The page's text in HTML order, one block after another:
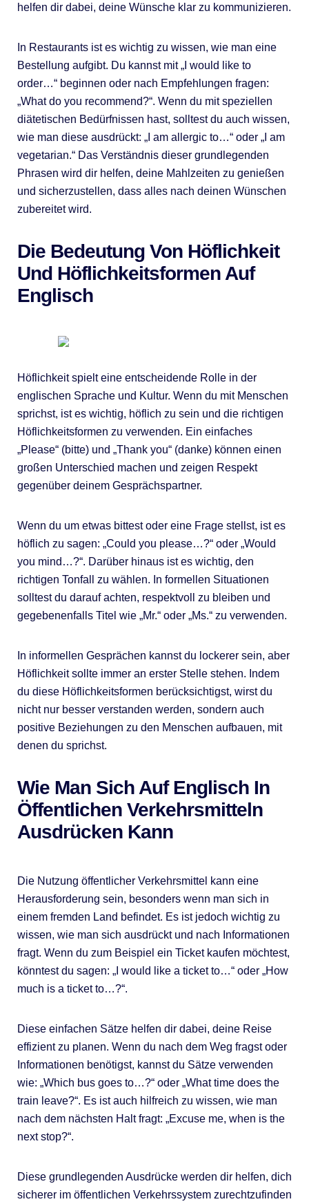
helfen dir dabei, deine Wünsche klar zu kommunizieren.
In Restaurants ist es wichtig zu wissen, wie man eine
Bestellung aufgibt. Du kannst mit „I would like to
order…“ beginnen oder nach Empfehlungen fragen:
„What do you recommend?“. Wenn du mit speziellen
diätetischen Bedürfnissen hast, solltest du auch wissen,
wie man diese ausdrückt: „I am allergic to…“ oder „I am
vegetarian.“ Das Verständnis dieser grundlegenden
Phrasen wird dir helfen, deine Mahlzeiten zu genießen
und sicherzustellen, dass alles nach deinen Wünschen
zubereitet wird.
Die Bedeutung Von Höflichkeit
Und Höflichkeitsformen Auf
Englisch
Höflichkeit spielt eine entscheidende Rolle in der
englischen Sprache und Kultur. Wenn du mit Menschen
sprichst, ist es wichtig, höflich zu sein und die richtigen
Höflichkeitsformen zu verwenden. Ein einfaches
„Please“ (bitte) und „Thank you“ (danke) können einen
großen Unterschied machen und zeigen Respekt
gegenüber deinem Gesprächspartner.
Wenn du um etwas bittest oder eine Frage stellst, ist es
höflich zu sagen: „Could you please…?“ oder „Would
you mind…?“. Darüber hinaus ist es wichtig, den
richtigen Tonfall zu wählen. In formellen Situationen
solltest du darauf achten, respektvoll zu bleiben und
gegebenenfalls Titel wie „Mr.“ oder „Ms.“ zu verwenden.
In informellen Gesprächen kannst du lockerer sein, aber
Höflichkeit sollte immer an erster Stelle stehen. Indem
du diese Höflichkeitsformen berücksichtigst, wirst du
nicht nur besser verstanden werden, sondern auch
positive Beziehungen zu den Menschen aufbauen, mit
denen du sprichst.
Wie Man Sich Auf Englisch In
Öffentlichen Verkehrsmitteln
Ausdrücken Kann
Die Nutzung öffentlicher Verkehrsmittel kann eine
Herausforderung sein, besonders wenn man sich in
einem fremden Land befindet. Es ist jedoch wichtig zu
wissen, wie man sich ausdrückt und nach Informationen
fragt. Wenn du zum Beispiel ein Ticket kaufen möchtest,
könntest du sagen: „I would like a ticket to…“ oder „How
much is a ticket to…?“.
Diese einfachen Sätze helfen dir dabei, deine Reise
effizient zu planen. Wenn du nach dem Weg fragst oder
Informationen benötigst, kannst du Sätze verwenden
wie: „Which bus goes to…?“ oder „What time does the
train leave?“. Es ist auch hilfreich zu wissen, wie man
nach dem nächsten Halt fragt: „Excuse me, when is the
next stop?“.
Diese grundlegenden Ausdrücke werden dir helfen, dich
sicherer im öffentlichen Verkehrssystem zurechtzufinden